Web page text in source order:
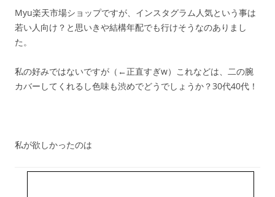
Myu楽天市場ショップですが、インスタグラム人気という事は
若い人向け？と思いきや結構年配でも行けそうなのありまし
た。
私の好みではないですが（←正直すぎw）これなどは、二の腕
カバーしてくれるし色味も渋めでどうでしょうか？30代40代！
私が欲しかったのは